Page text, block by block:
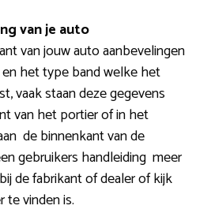
van je auto
van jouw auto aanbevelingen
het type band welke het
vaak staan deze gegevens
van het portier of in het
de binnenkant van de
gebruikers handleiding meer
de fabrikant of dealer of kijk
vinden is.